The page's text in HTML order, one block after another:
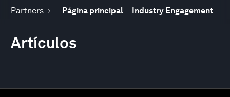
Partners Página principal Industry Engagement
Artículos